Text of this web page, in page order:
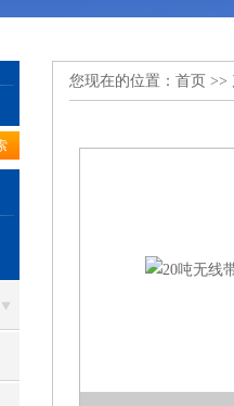
您现在的位置： 首页 >>